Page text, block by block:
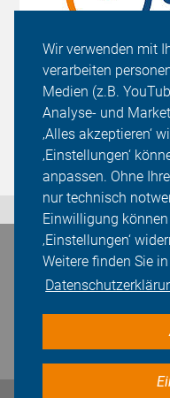
Wir verwenden mit
verarbeiten
Medien (z.B.
Analyse- und
‚Alles akzeptieren‘
‚Einstellungen‘
anpassen. Ohne
nur technisch
Einwilligung
‚Einstellungen‘
Weitere finden Sie
Bleiben Sie in Kontakt